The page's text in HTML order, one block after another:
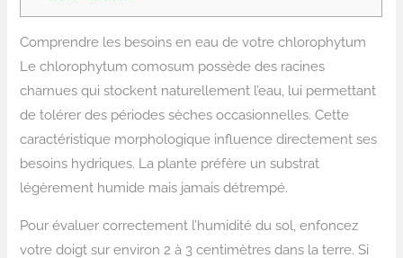
Comprendre les besoins en eau de votre chlorophytum
Le chlorophytum comosum possède des racines
charnues qui stockent naturellement l’eau, lui permettant
de tolérer des périodes sèches occasionnelles. Cette
caractéristique morphologique influence directement ses
besoins hydriques. La plante préfère un substrat
légèrement humide mais jamais détrempé.
Pour évaluer correctement l’humidité du sol, enfoncez
votre doigt sur environ 2 à 3 centimètres dans la terre. Si